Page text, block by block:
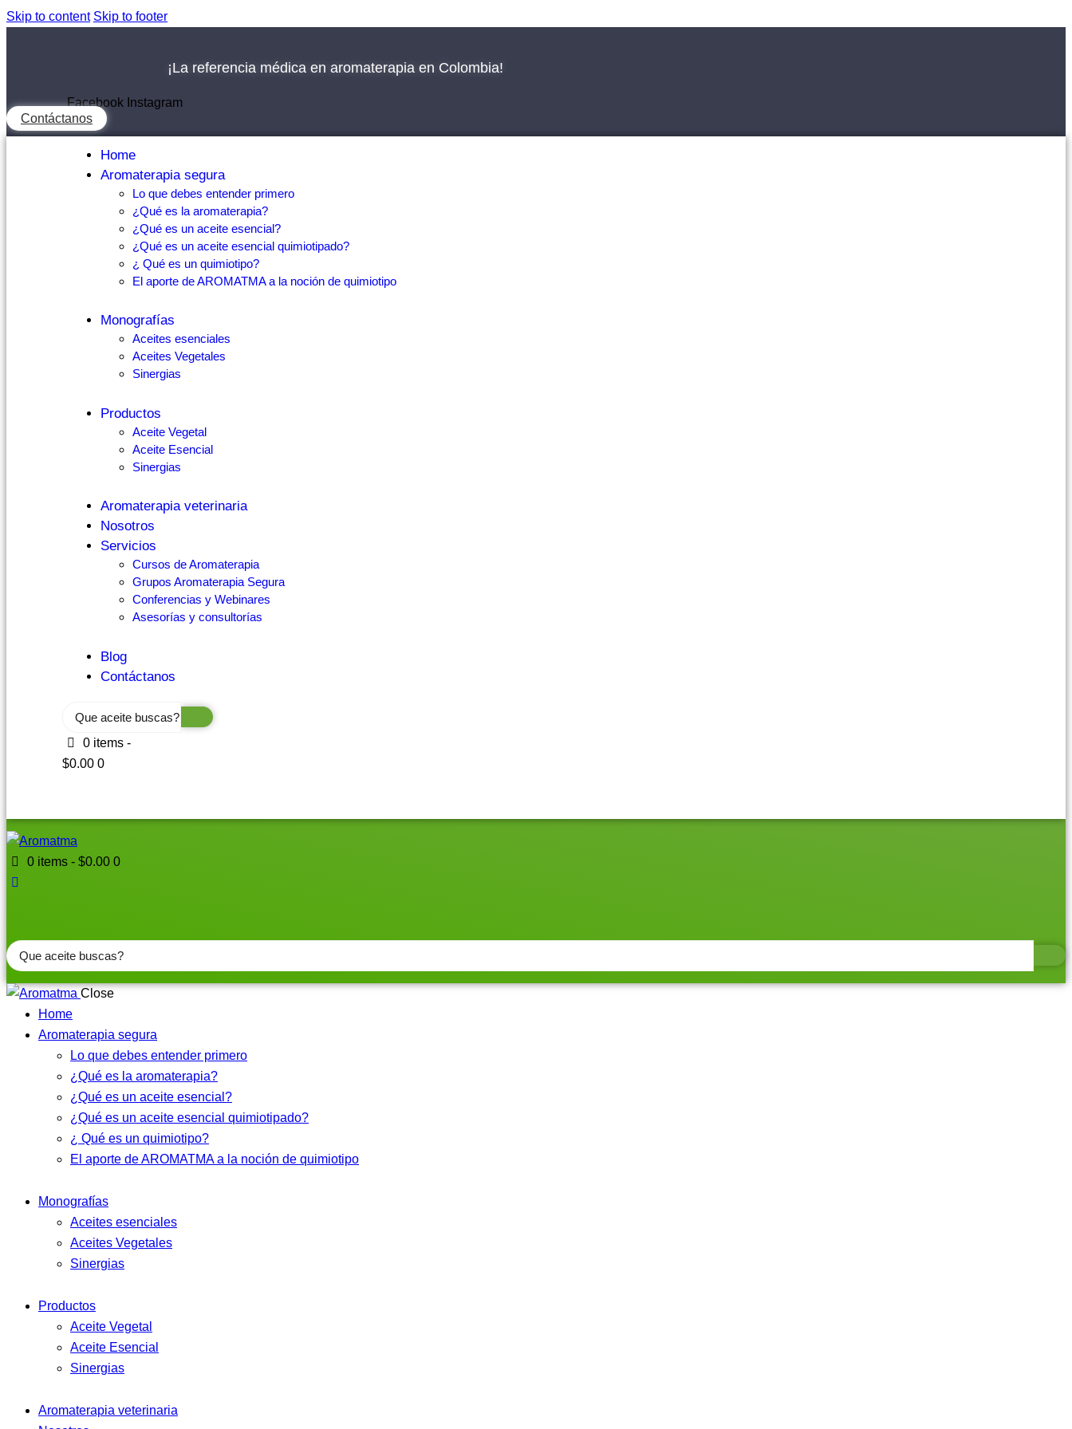
Skip to content Skip to footer
¡La referencia médica en aromaterapia en Colombia!
Facebook Instagram
Contáctanos
Home
Aromaterapia segura
Lo que debes entender primero
¿Qué es la aromaterapia?
¿Qué es un aceite esencial?
¿Qué es un aceite esencial quimiotipado?
¿ Qué es un quimiotipo?
El aporte de AROMATMA a la noción de quimiotipo
Monografías
Aceites esenciales
Aceites Vegetales
Sinergias
Productos
Aceite Vegetal
Aceite Esencial
Sinergias
Aromaterapia veterinaria
Nosotros
Servicios
Cursos de Aromaterapia
Grupos Aromaterapia Segura
Conferencias y Webinares
Asesorías y consultorías
Blog
Contáctanos
Search
0 items -
$0.00 0
0 items -$0.00 0
Search
...
Close
Home
Aromaterapia segura
Lo que debes entender primero
¿Qué es la aromaterapia?
¿Qué es un aceite esencial?
¿Qué es un aceite esencial quimiotipado?
¿ Qué es un quimiotipo?
El aporte de AROMATMA a la noción de quimiotipo
Monografías
Aceites esenciales
Aceites Vegetales
Sinergias
Productos
Aceite Vegetal
Aceite Esencial
Sinergias
Aromaterapia veterinaria